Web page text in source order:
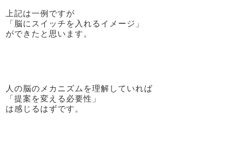
上記は一例ですが
「脳にスイッチを入れるイメージ」
ができたと思います。
人の脳のメカニズムを理解していれば
「提案を変える必要性」
は感じるはずです。